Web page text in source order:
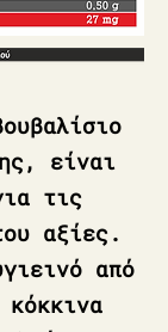
είναι
τις
αξίες.
από